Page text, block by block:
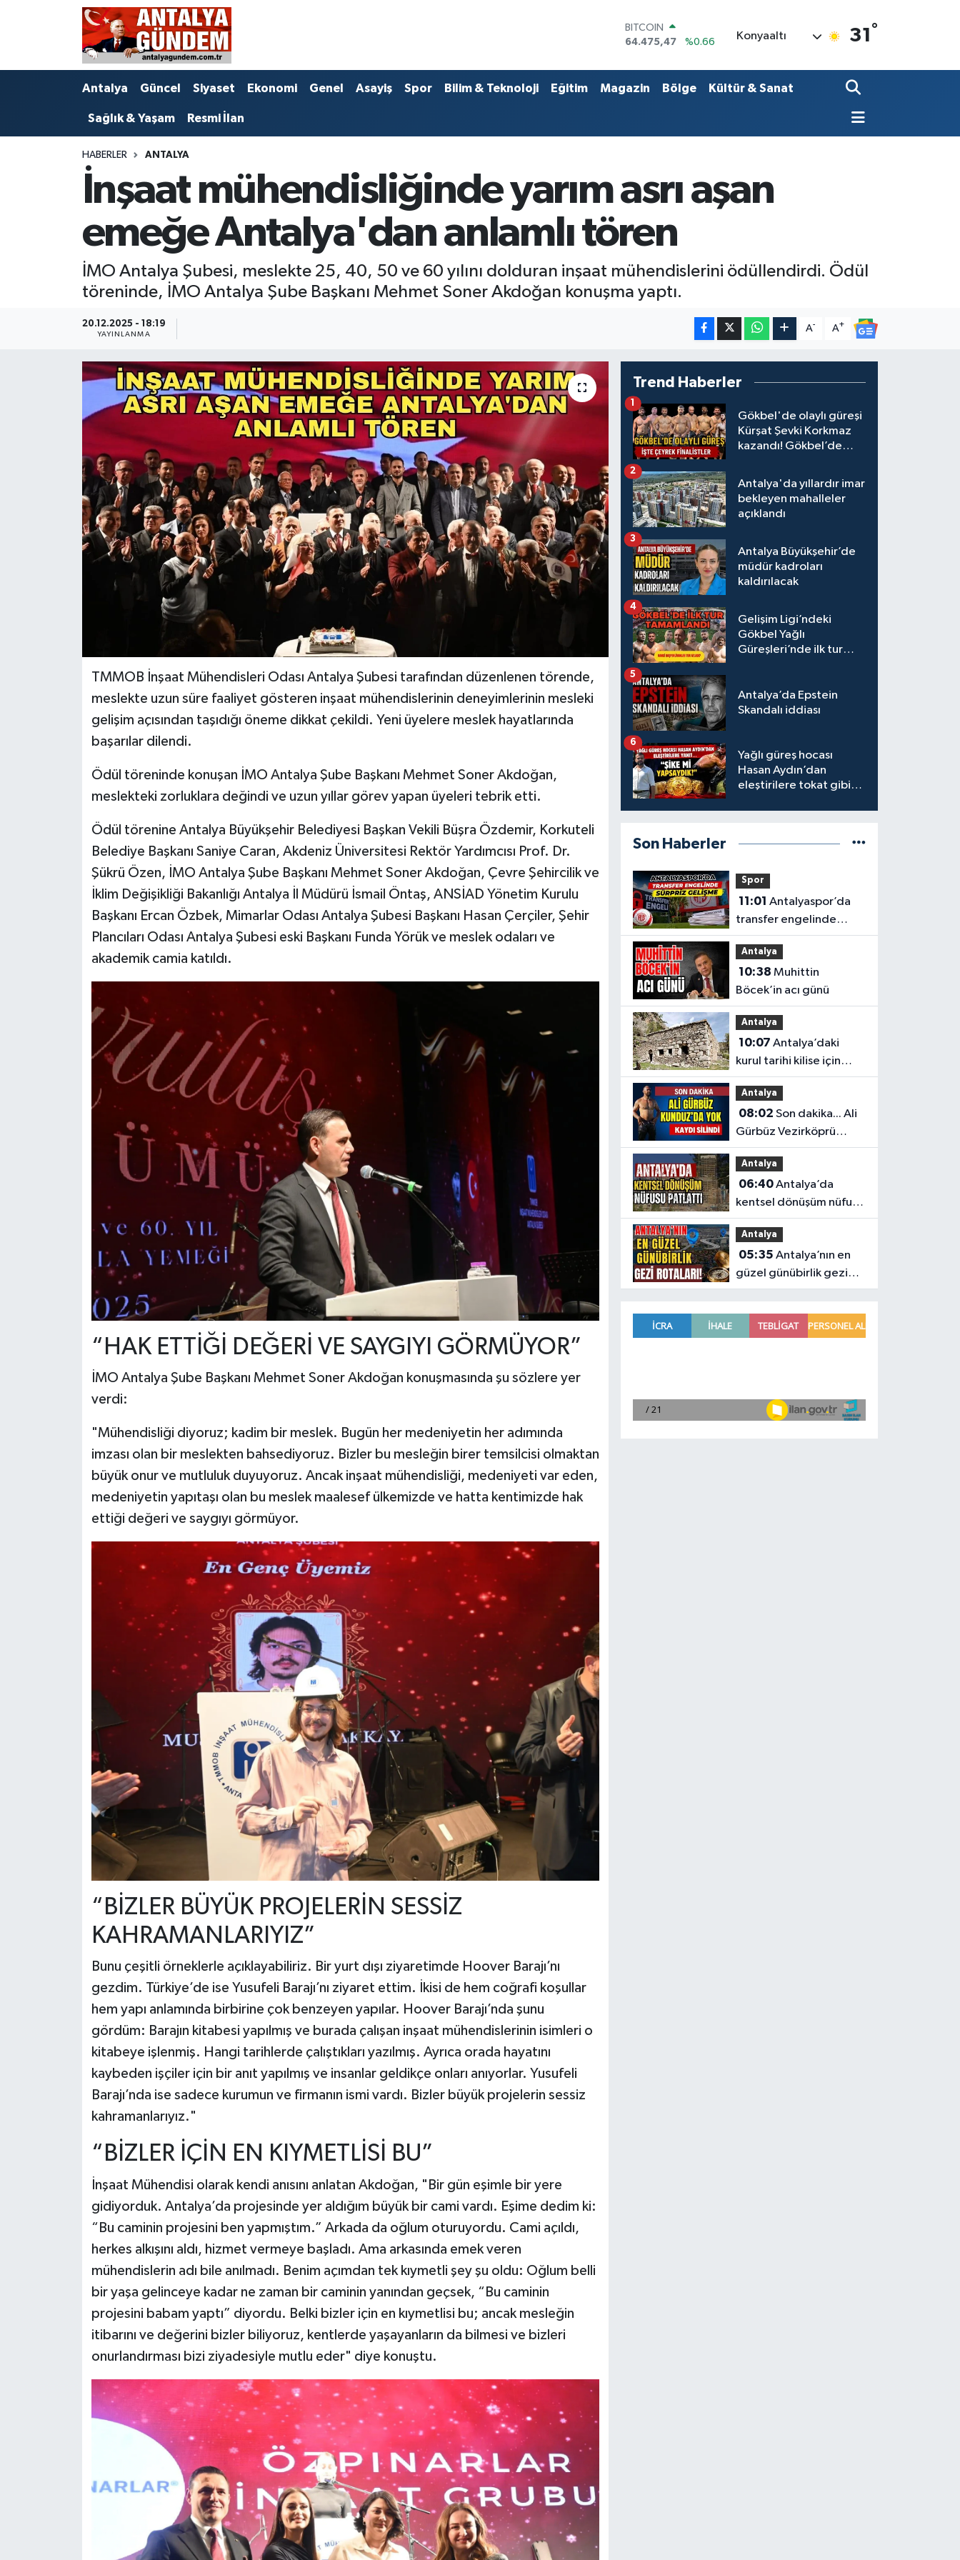
DOLAR
47,5971
%0.05
55,1336
%0.18
STERLİN
64.475,47
%0.66
Konyaaltı 31 °
Antalya Güncel Siyaset Ekonomi Genel Asayiş Spor Bilim & Teknoloji Eğitim Magazin Bölge Kültür & Sanat
Sağlık & Yaşam Resmi İlan
HABERLER ANTALYA
İnşaat mühendisliğinde yarım asrı aşan
emeğe Antalya'dan anlamlı tören
İMO Antalya Şubesi, meslekte 25, 40, 50 ve 60 yılını dolduran inşaat mühendislerini ödüllendirdi. Ödül
töreninde, İMO Antalya Şube Başkanı Mehmet Soner Akdoğan konuşma yaptı.
20.12.2025 - 18:19
YAYINLANMA
A- A+
TMMOB İnşaat Mühendisleri Odası Antalya Şubesi tarafından düzenlenen törende,
meslekte uzun süre faaliyet gösteren inşaat mühendislerinin deneyimlerinin mesleki
gelişim açısından taşıdığı öneme dikkat çekildi. Yeni üyelere meslek hayatlarında
başarılar dilendi.
Ödül töreninde konuşan İMO Antalya Şube Başkanı Mehmet Soner Akdoğan,
meslekteki zorluklara değindi ve uzun yıllar görev yapan üyeleri tebrik etti.
Ödül törenine Antalya Büyükşehir Belediyesi Başkan Vekili Büşra Özdemir, Korkuteli
Belediye Başkanı Saniye Caran, Akdeniz Üniversitesi Rektör Yardımcısı Prof. Dr.
Şükrü Özen, İMO Antalya Şube Başkanı Mehmet Soner Akdoğan, Çevre Şehircilik ve
İklim Değişikliği Bakanlığı Antalya İl Müdürü İsmail Öntaş, ANSİAD Yönetim Kurulu
Başkanı Ercan Özbek, Mimarlar Odası Antalya Şubesi Başkanı Hasan Çerçiler, Şehir
Plancıları Odası Antalya Şubesi eski Başkanı Funda Yörük ve meslek odaları ve
akademik camia katıldı.
“HAK ETTİĞİ DEĞERİ VE SAYGIYI GÖRMÜYOR”
İMO Antalya Şube Başkanı Mehmet Soner Akdoğan konuşmasında şu sözlere yer
verdi:
"Mühendisliği diyoruz; kadim bir meslek. Bugün her medeniyetin her adımında
imzası olan bir meslekten bahsediyoruz. Bizler bu mesleğin birer temsilcisi olmaktan
büyük onur ve mutluluk duyuyoruz. Ancak inşaat mühendisliği, medeniyeti var eden,
medeniyetin yapıtaşı olan bu meslek maalesef ülkemizde ve hatta kentimizde hak
ettiği değeri ve saygıyı görmüyor.
“BİZLER BÜYÜK PROJELERİN SESSİZ
KAHRAMANLARIYIZ”
Bunu çeşitli örneklerle açıklayabiliriz. Bir yurt dışı ziyaretimde Hoover Barajı’nı
gezdim. Türkiye’de ise Yusufeli Barajı’nı ziyaret ettim. İkisi de hem coğrafi koşullar
hem yapı anlamında birbirine çok benzeyen yapılar. Hoover Barajı’nda şunu
gördüm: Barajın kitabesi yapılmış ve burada çalışan inşaat mühendislerinin isimleri o
kitabeye işlenmiş. Hangi tarihlerde çalıştıkları yazılmış. Ayrıca orada hayatını
kaybeden işçiler için bir anıt yapılmış ve insanlar geldikçe onları anıyorlar. Yusufeli
Barajı’nda ise sadece kurumun ve firmanın ismi vardı. Bizler büyük projelerin sessiz
kahramanlarıyız."
“BİZLER İÇİN EN KIYMETLİSİ BU”
İnşaat Mühendisi olarak kendi anısını anlatan Akdoğan, "Bir gün eşimle bir yere
gidiyorduk. Antalya’da projesinde yer aldığım büyük bir cami vardı. Eşime dedim ki:
“Bu caminin projesini ben yapmıştım.” Arkada da oğlum oturuyordu. Cami açıldı,
herkes alkışını aldı, hizmet vermeye başladı. Ama arkasında emek veren
mühendislerin adı bile anılmadı. Benim açımdan tek kıymetli şey şu oldu: Oğlum belli
bir yaşa gelinceye kadar ne zaman bir caminin yanından geçsek, “Bu caminin
projesini babam yaptı” diyordu. Belki bizler için en kıymetlisi bu; ancak mesleğin
itibarını ve değerini bizler biliyoruz, kentlerde yaşayanların da bilmesi ve bizleri
onurlandırması bizi ziyadesiyle mutlu eder" diye konuştu.
Trend Haberler
Gökbel'de olaylı güreşi
Kürşat Şevki Korkmaz
kazandı! Gökbel’de
Gürbüz elendi!
1
Antalya'da yıllardır imar
bekleyen mahalleler
açıklandı
2
Antalya Büyükşehir’de
müdür kadroları
kaldırılacak
3
Gelişim Ligi’ndeki
Gökbel Yağlı
Güreşleri’nde ilk tur
4
Antalya’da Epstein
Skandalı iddiası
5
Yağlı güreş hocası
Hasan Aydın’dan
eleştirilere tokat gibi
6
Son Haberler
Spor
11:01
transfer engelinde
sürpriz gelişme
Antalya
10:38
Böcek’in acı günü
Antalya
10:07
kurul tarihi kilise için
koruma kararı çıkardı
Antalya
08:02
Gürbüz Vezirköprü
Kunduz'da yok...
Antalyalı başpehlivanın
ismi sistemden silindi
Antalya
06:40Antalya’da
kentsel dönüşüm nüfusu
patlattı
Antalya
05:35
güzel günübirlik gezi
rotaları!
Antalya
Bilim & Teknoloji
Ekonomi
Kültür & Sanat
Magazin
Resmi İlan
Sağlık & Yaşam
Siyaset
Antalya Nöbetçi Eczaneler
Antalya Hava Durumu
Antalya Namaz Vakitleri
Antalya Trafik Yoğunluk Haritası
Süper Lig Puan Durumu ve Fikstür
Tüm Manşetler
Son Dakika Haberleri